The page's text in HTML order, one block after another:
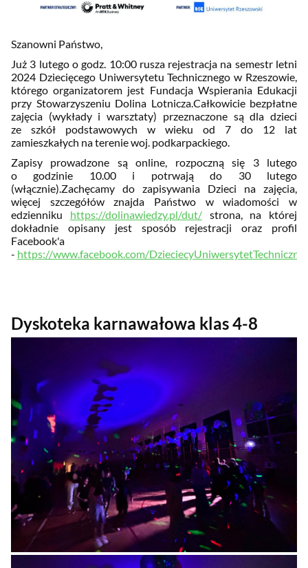
Szanowni Państwo,
Już 3 lutego o godz. 10:00 rusza rejestracja na semestr letni
2024 Dziecięcego Uniwersytetu Technicznego w Rzeszowie,
którego organizatorem jest Fundacja Wspierania Edukacji
przy Stowarzyszeniu Dolina Lotnicza.Całkowicie bezpłatne
zajęcia (wykłady i warsztaty) przeznaczone są dla dzieci
ze szkół podstawowych w wieku od 7 do 12 lat
zamieszkałych na terenie woj. podkarpackiego.
Zapisy prowadzone są online, rozpoczną się 3 lutego
o godzinie 10.00 i potrwają do 30 lutego
(włącznie).Zachęcamy do zapisywania Dzieci na zajęcia,
więcej szczegółów znajda Państwo w wiadomości w
edzienniku
https://dolinawiedzy.pl/dut/ strona, na której
dokładnie opisany jest sposób rejestracji oraz profil
Facebook'a
- https://www.facebook.com/DzieciecyUniwersytetTechniczny
Dyskoteka karnawałowa klas 4-8